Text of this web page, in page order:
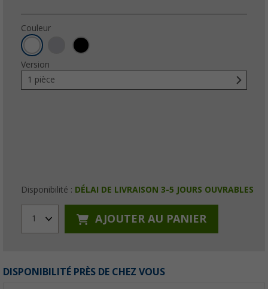
Couleur
Version
1 pièce
Disponibilité : DÉLAI DE LIVRAISON 3-5 JOURS OUVRABLES
1 AJOUTER AU PANIER
DISPONIBILITÉ PRÈS DE CHEZ VOUS